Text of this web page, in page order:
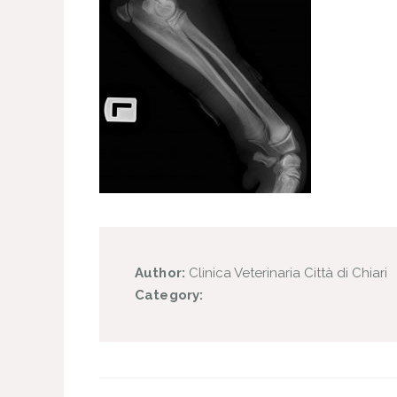
Author: Clinica Veterinaria Città di Chiari
Category: